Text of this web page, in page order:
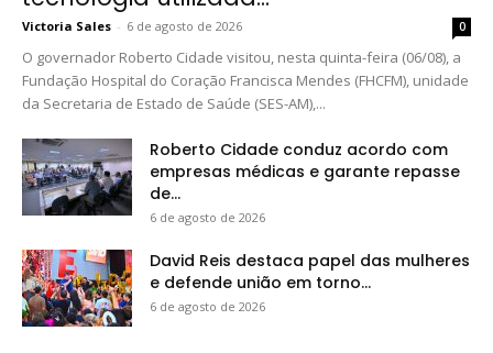
Victoria Sales - 6 de agosto de 2026 0
O governador Roberto Cidade visitou, nesta quinta-feira (06/08), a
Fundação Hospital do Coração Francisca Mendes (FHCFM), unidade
da Secretaria de Estado de Saúde (SES-AM),...
Roberto Cidade conduz acordo com
empresas médicas e garante repasse
de...
6 de agosto de 2026
David Reis destaca papel das mulheres
e defende união em torno...
6 de agosto de 2026